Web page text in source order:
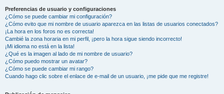
Preferencias de usuario y configuraciones
¿Cómo se puede cambiar mi configuración?
¿Cómo evito que mi nombre de usuario aparezca en las listas de usuarios conectados?
¡La hora en los foros no es correcta!
Cambié la zona horaria en mi perfil, ¡pero la hora sigue siendo incorrecto!
¡Mi idioma no está en la lista!
¿Qué es la imagen al lado de mi nombre de usuario?
¿Cómo puedo mostrar un avatar?
¿Cómo se puede cambiar mi rango?
Cuando hago clic sobre el enlace de e-mail de un usuario, ¡me pide que me registre!